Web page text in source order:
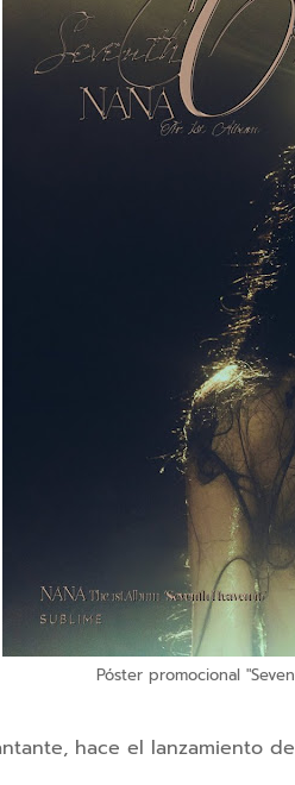
Póster promocional
hace el lanzamiento